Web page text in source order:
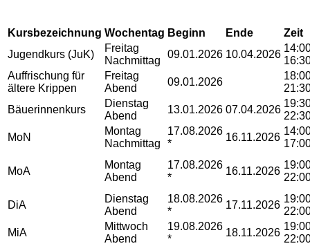
Kursbezeichnung Wochentag Beginn Ende
Zeit
Jugendkurs (JuK)
Freitag
Nachmittag
09.01.2026 10.04.2026
Auffrischung für
ältere Krippen
Freitag
Abend
09.01.2026
Bäuerinnenkurs
Dienstag
Abend
13.01.2026 07.04.2026
MoN
Montag
Nachmittag
17.08.2026
*
16.11.2026
MoA
Montag
Abend
17.08.2026
*
16.11.2026
DiA
Dienstag
Abend
18.08.2026
*
17.11.2026
MiA
Mittwoch
Abend
19.08.2026
*
18.11.2026